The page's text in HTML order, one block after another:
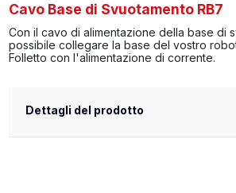
Cavo Base di Svuotamento RB7
Con il cavo di alimentazione della base di
possibile collegare la base del vostro
Folletto con l'alimentazione di corrente.
Dettagli del prodotto